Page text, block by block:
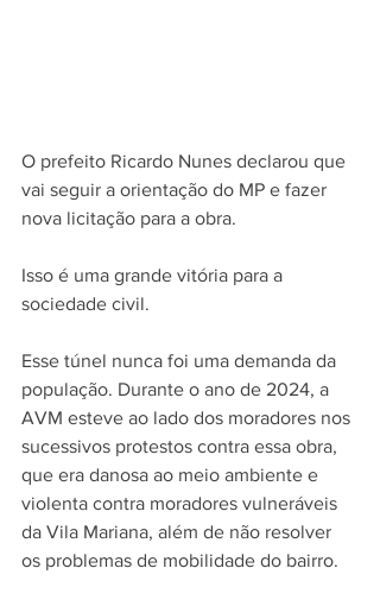
O prefeito Ricardo Nunes declarou que
vai seguir a orientação do MP e fazer
nova licitação para a obra.
Isso é uma grande vitória para a
sociedade civil.
Esse túnel nunca foi uma demanda da
população. Durante o ano de 2024, a
AVM esteve ao lado dos moradores nos
sucessivos protestos contra essa obra,
que era danosa ao meio ambiente e
violenta contra moradores vulneráveis
da Vila Mariana, além de não resolver
os problemas de mobilidade do bairro.